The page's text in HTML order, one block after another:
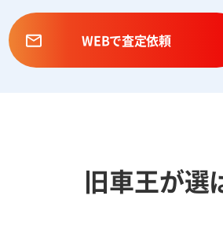
WEBで査定依頼
旧車王が選